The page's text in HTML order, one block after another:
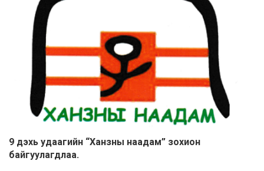
9 дэхь удаагийн “Ханзны наадам” зохион
байгуулагдлаа.